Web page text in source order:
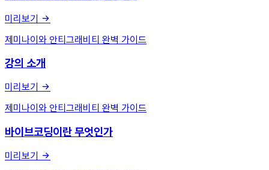
미리보기
제미나이와 안티그래비티 완벽 가이드
강의 소개
미리보기
제미나이와 안티그래비티 완벽 가이드
바이브코딩이란 무엇인가
미리보기